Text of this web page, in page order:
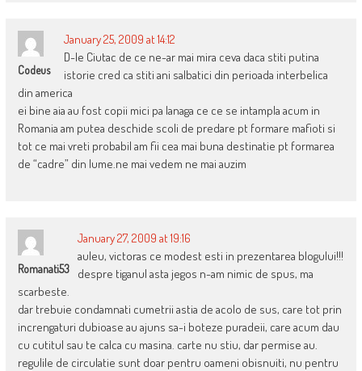
Codeus
January 25, 2009 at 14:12
D-le Ciutac de ce ne-ar mai mira ceva daca stiti putina
istorie cred ca stiti ani salbatici din perioada interbelica
din america
ei bine aia au fost copii mici pa lanaga ce ce se intampla acum in
Romania am putea deschide scoli de predare pt formare mafioti si
tot ce mai vreti probabil am fii cea mai buna destinatie pt formarea
de “cadre” din lume.ne mai vedem ne mai auzim
Romanati53
January 27, 2009 at 19:16
auleu, victoras ce modest esti in prezentarea blogului!!!
despre tiganul asta jegos n-am nimic de spus, ma
scarbeste.
dar trebuie condamnati cumetrii astia de acolo de sus, care tot prin
increngaturi dubioase au ajuns sa-i boteze puradeii, care acum dau
cu cutitul sau te calca cu masina. carte nu stiu, dar permise au.
regulile de circulatie sunt doar pentru oameni obisnuiti, nu pentru